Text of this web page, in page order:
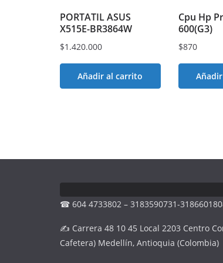
PORTATIL ASUS
X515E-BR3864W
$1.420.000
Añadir al carrito
Cpu Hp
600(G3)
$870
☎ 604 4733802 – 3183590731-
✍ Carrera 48 10 45 Local 2203 Centro
Cafetera) Medellín, Antioquia (Colombia)